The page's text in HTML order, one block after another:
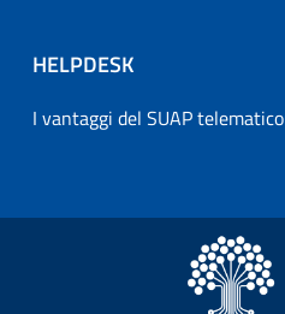
HELPDESK
I vantaggi del SUAP telematico